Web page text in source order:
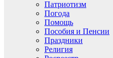
Патриотизм
Погода
Помощь
Пособия и Пенсии
Праздники
Религия